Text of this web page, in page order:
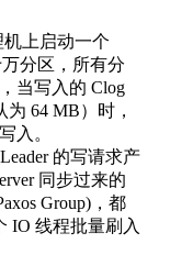
机上启动一个
分区，所有分
当写入的 Clog
64 MB）时，
入。
的写请求产
同步过来的
Group)，都
IO 线程批量刷入